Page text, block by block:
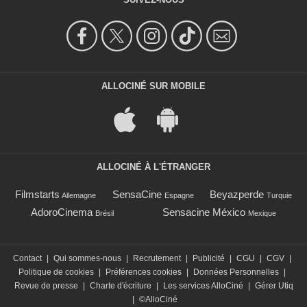
ALLOCINÉ SUR MOBILE
ALLOCINÉ À L'ÉTRANGER
Filmstarts Allemagne SensaCine Espagne Beyazperde Turquie
AdoroCinema Brésil Sensacine México Mexique
Contact Qui sommes-nous Recrutement Publicité CGU CGV
Politique de cookies
Préférences cookies Données Personnelles
Revue de presse
Charte d'écriture Les services AlloCiné
Gérer Utiq
©AlloCiné